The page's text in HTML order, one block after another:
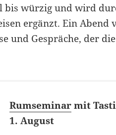
würzig und wird
ergänzt. Ein Abend
und Gespräche, der
Rumseminarmit
1. August